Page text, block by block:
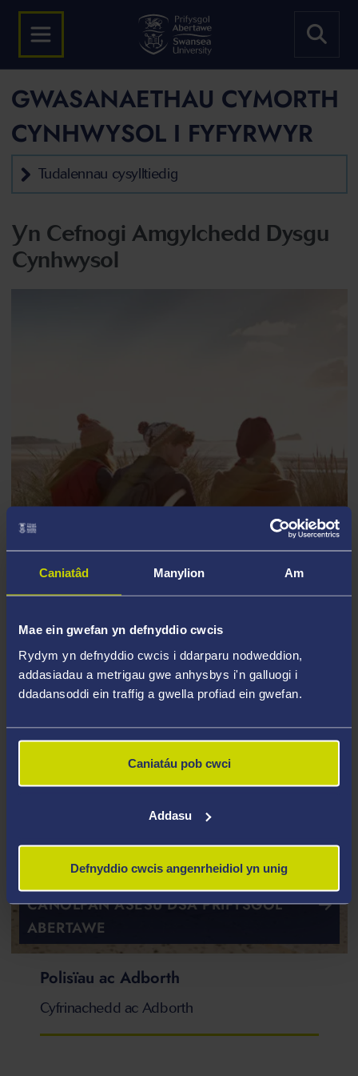
Caniatâd Manylion Am
Mae ein gwefan yn defnyddio cwcis
Rydym yn defnyddio cwcis i ddarparu nodweddion,
addasiadau a metrigau gwe anhysbys i'n galluogi i
ddadansoddi ein traffig a gwella profiad ein gwefan.
Caniatáu pob cwci
Addasu
Defnyddio cwcis angenrheidiol yn unig
GWASANAETHAU CYMORTH
CYNHWYSOL I FYFYRWYR
Tudalennau cysylltiedig
Yn Cefnogi Amgylchedd Dysgu
Cynhwysol
GWASANAETHAU CYMORTH I
CANOLFAN ASESU DSA PRIFYSGOL
ABERTAWE
Polisïau ac Adborth
Cyfrinachedd ac Adborth